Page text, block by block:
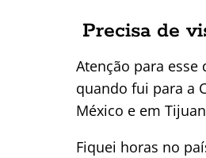
Precisa de
Atenção para esse
quando fui para a
México e em
Fiquei horas no